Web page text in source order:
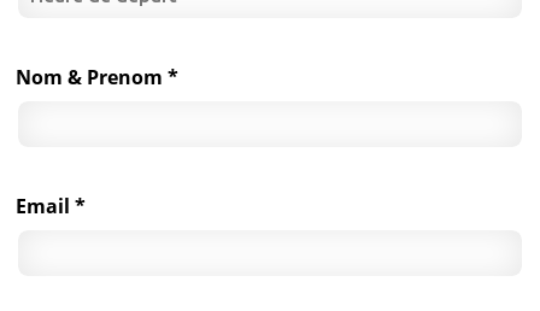
Nom & Prenom *
Email *